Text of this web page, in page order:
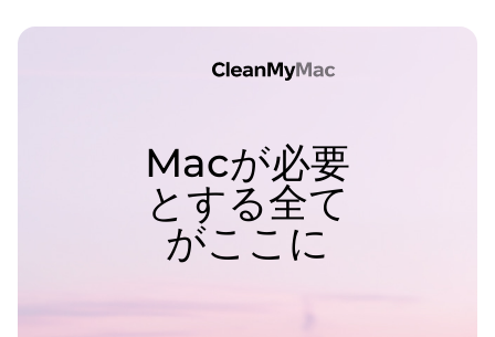
Macが必要
とする全て
がここに